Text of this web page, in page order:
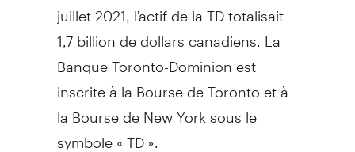
juillet 2021, l'actif de la TD totalisait
1,7 billion de dollars canadiens. La
Banque Toronto-Dominion est
inscrite à la Bourse deTorontoet à
la Bourse deNew Yorksous le
symbole « TD ».